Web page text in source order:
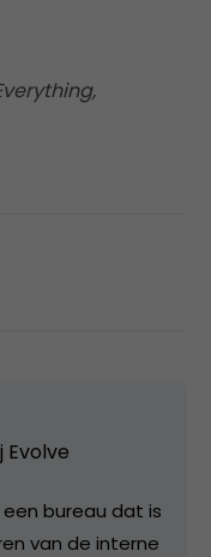
Evolve
een bureau dat is
van de interne